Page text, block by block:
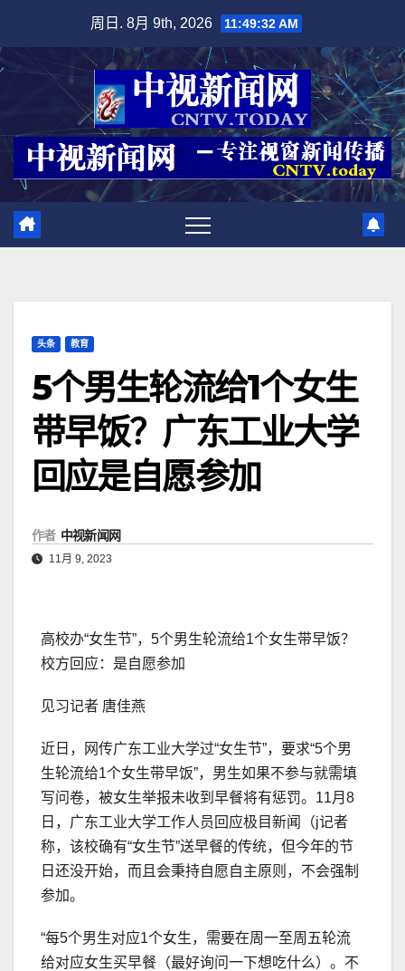
内
周日. 8月 9th, 2026 11:49:33 AM
头条 教育
5个男生轮流给1个女生
带早饭？广东工业大学
回应是自愿参加
作者 中视新闻网
11月 9, 2023
高校办“女生节”，5个男生轮流给1个女生带早饭？
校方回应：是自愿参加
见习记者 唐佳燕
近日，网传广东工业大学过“女生节”，要求“5个男
生轮流给1个女生带早饭”，男生如果不参与就需填
写问卷，被女生举报未收到早餐将有惩罚。11月8
日，广东工业大学工作人员回应极目新闻（j记者
称，该校确有“女生节”送早餐的传统，但今年的节
日还没开始，而且会秉持自愿自主原则，不会强制
参加。
“每5个男生对应1个女生，需要在周一至周五轮流
给对应女生买早餐（最好询问一下想吃什么）。不